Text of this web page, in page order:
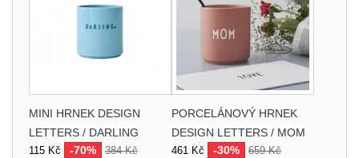
MINI HRNEK DESIGN
LETTERS / DARLING
115 Kč -70% 384 Kč
PORCELÁNOVÝ HRNEK
DESIGN LETTERS / MOM
461 Kč -30% 659 Kč